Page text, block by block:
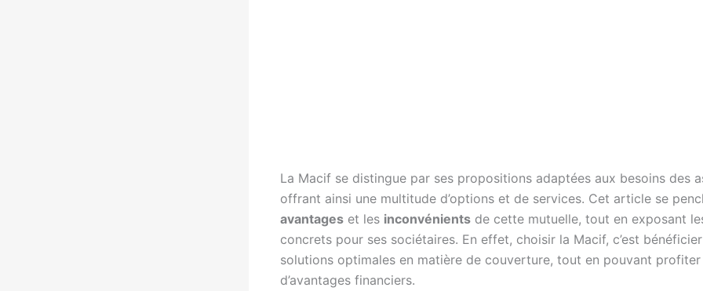
La Macif se distingue par ses propositions adaptées aux besoins des
offrant ainsi une multitude d’options et de services. Cet article se
avantages et les inconvénients de cette mutuelle, tout en exposant
concrets pour ses sociétaires. En effet, choisir la Macif, c’est
solutions optimales en matière de couverture, tout en pouvant profiter
d’avantages financiers.